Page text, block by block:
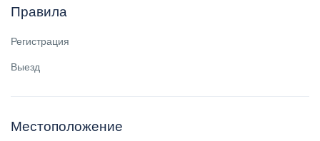
Правила
Регистрация
Выезд
Местоположение